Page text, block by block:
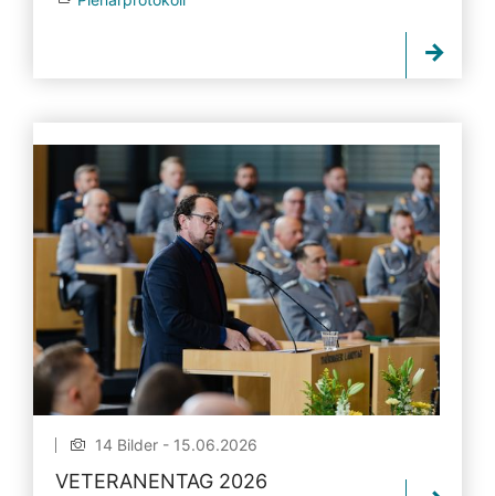
14 Bilder - 15.06.2026
VETERANENTAG 2026